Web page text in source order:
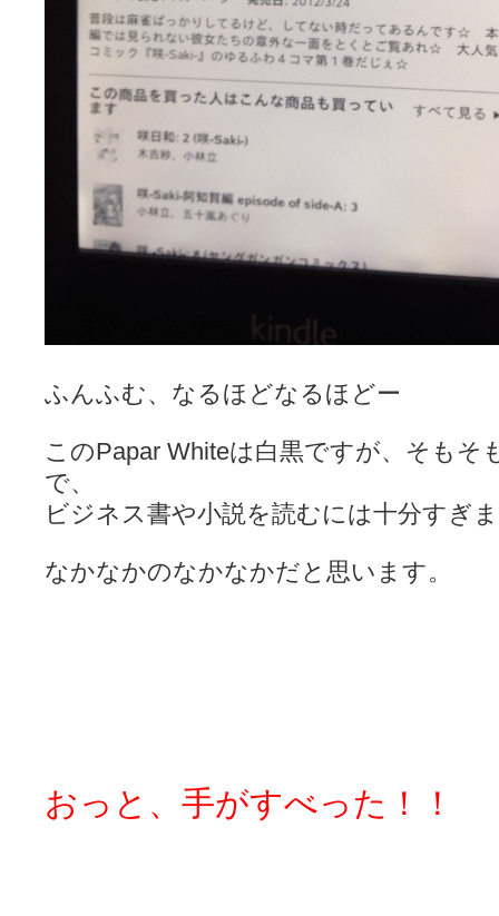
ふんふむ、なるほどなるほどー
このPapar Whiteは白黒ですが、そもそ
で、
ビジネス書や小説を読むには十分すぎ
なかなかのなかなかだと思います。
おっと、手がすべった！！